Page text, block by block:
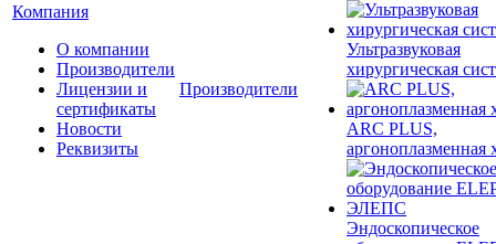
Компания
О компании
Производители
Лицензии и
сертификаты
Новости
Реквизиты
Производители
Ультразвуковая
хирургическая
ARC PLUS,
аргоноплазменная
Эндоскопическое